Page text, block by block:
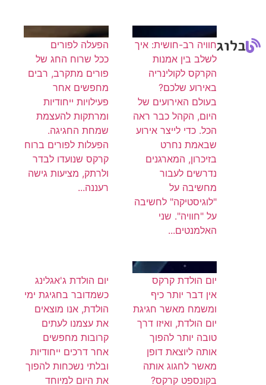
בלוגחוויה רב-חושית: איך
לשלב בין אמנות
הקרקס לקולינריה
באירוע שלכם?
בעולם האירועים של
היום, הקהל כבר ראה
הכל. כדי לייצר אירוע
שבאמת נחרט
בזיכרון, המארגנים
נדרשים לעבור
מחשיבה על
"לוגיסטיקה" לחשיבה
על "חוויה". שני
האלמנטים...
הפעלה לפורים
ככל שרוח החג של
פורים מתקרב, רבים
מחפשים אחר
פעילויות ייחודיות
ומרתקות להעצמת
שמחת החגיגה.
הפעלות לפורים ברוח
קרקס שנועדו לבדר
ולרתק, מציעות גישה
רעננה...
יום הולדת קרקס
אין דבר יותר כיף
ומשמח מאשר חגיגת
יום הולדת, ואיזו דרך
טובה יותר להפוך
אותה ליוצאת דופן
מאשר לחגוג אותה
בקונספט קרקס?
יום הולדת ג'אגלינג
כשמדובר בחגיגת ימי
הולדת, אנו מוצאים
את עצמנו לעתים
קרובות מחפשים
אחר דרכים ייחודיות
ובלתי נשכחות להפוך
את היום למיוחד